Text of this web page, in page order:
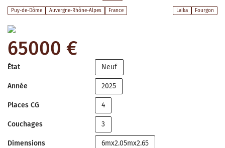
Puy-de-Dôme Auvergne-Rhône-Alpes France Laika Fourgon
65000 €
État Neuf
Année 2025
Places CG 4
Couchages 3
Dimensions 6mx2.05mx2.65